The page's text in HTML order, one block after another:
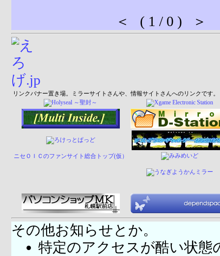
＜ ( 1 / 0 ) ＞
リンクバナー置き場。ミラーサイトさんや、情報サイトさんへのリンクです。
ニセＯＩＣのファンサイト総合トップ(仮）
その他お知らせとか。
特定のアクセスが酷い状態